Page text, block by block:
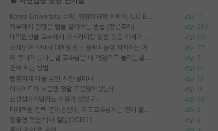
Korea University 수학, 컴퓨터과학 이학사, UC Berkeley 산업공학 대학원 공학박사가 되는 것은 쉽지 않겠죠? 11
외부에서 괜찮은 랩을 알아보는 방법 (장문주의) 280
대학원생들 교수에게 가스라이팅 당한 것은 이해가 갑니다. 안타깝네요. 120
소재분야 석박사 대학원생 + 물박사들이 착각하는 거 77
왜 후배가 못하는걸 교수님은 내 책임으로 돌리는걸까요? 7
편애 하는 방법 17
랩홈피에 다들 본인 사진 올리냐 13
이사이트가 처음엔 정말 도움많이됐는데 16
신생랩가지말라는 이유가 있었구나 20
타대학원 컨텍 준비중인데, 지도교수님께는 언제 말씀드려야 할까요? 2
정출연 학연 박사 질문(DGIST) 2